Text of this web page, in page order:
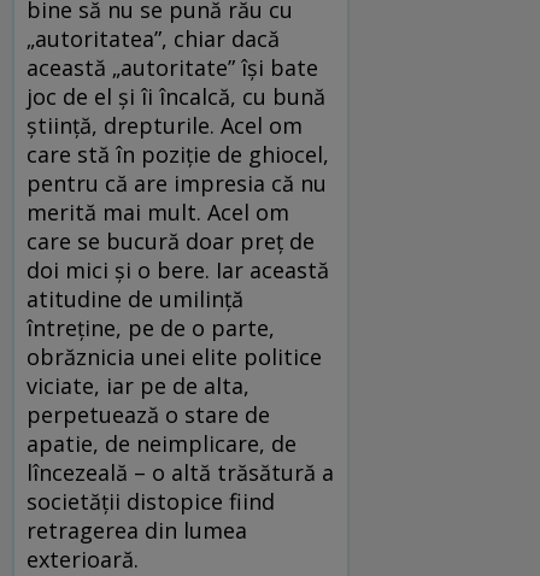
bine să nu se pună rău cu
„autoritatea”, chiar dacă
această „autoritate” își bate
joc de el și îi încalcă, cu bună
știință, drepturile. Acel om
care stă în poziție de ghiocel,
pentru că are impresia că nu
merită mai mult. Acel om
care se bucură doar preț de
doi mici și o bere. Iar această
atitudine de umilință
întreține, pe de o parte,
obrăznicia unei elite politice
viciate, iar pe de alta,
perpetuează o stare de
apatie, de neimplicare, de
lîncezeală – o altă trăsătură a
societății distopice fiind
retragerea din lumea
exterioară.